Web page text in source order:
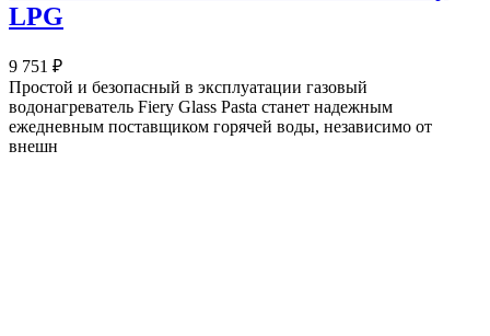
LPG
9 751 ₽
Простой и безопасный в эксплуатации газовый
водонагреватель Fiery Glass Pasta станет надежным
ежедневным поставщиком горячей воды, независимо от
внешн